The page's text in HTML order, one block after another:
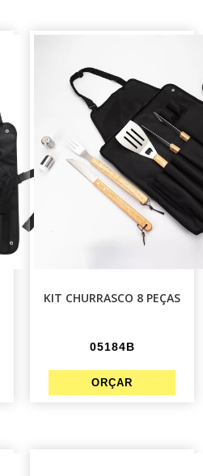
KIT CHURRASCO 8 PEÇAS
05184B